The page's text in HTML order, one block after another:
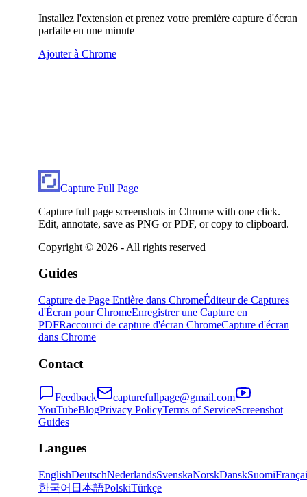
Installez l'extension et prenez votre première capture d'écran
parfaite en une minute
Ajouter à Chrome
Capture Full Page
Capture full page screenshots in Chrome with one click.
Edit, annotate, save as PNG or PDF, or copy to clipboard.
Copyright © 2026 - All rights reserved
Guides
Capture de Page Entière dans ChromeÉditeur de Captures
d'Écran pour ChromeEnregistrer une Capture en
PDFRaccourci de capture d'écran ChromeCapture d'écran
dans Chrome
Contact
Feedback
capturefullpage@gmail.com
YouTubeBlogPrivacy PolicyTerms of ServiceScreenshot
Guides
Langues
EnglishDeutschNederlandsSvenskaNorskDanskSuomi
한국어 日本語PolskiTürkçe